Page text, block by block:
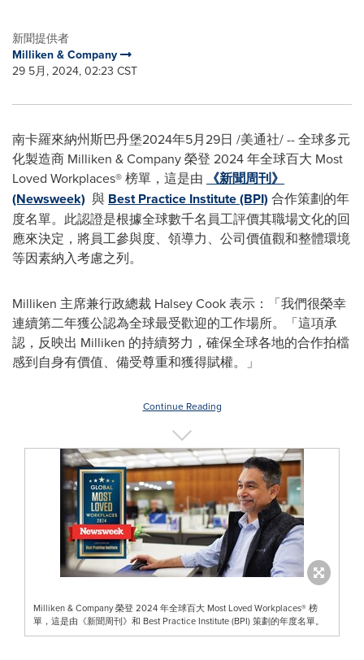
新聞提供者
Milliken & Company
29 5月, 2024, 02:23 CST
南卡羅來納州斯巴丹堡2024年5月29日 /美通社/ -- 全球多元
化製造商 Milliken & Company 榮登 2024 年全球百大 Most
Loved Workplaces® 榜單，這是由
《新聞周刊》
(Newsweek) 與 Best Practice Institute (BPI) 合作策劃的年
度名單。此認證是根據全球數千名員工評價其職場文化的回
應來決定，將員工參與度、領導力、公司價值觀和整體環境
等因素納入考慮之列。
Milliken 主席兼行政總裁 Halsey Cook表示：「我們很榮幸
連續第二年獲公認為全球最受歡迎的工作場所。「這項承
認，反映出 Milliken 的持續努力，確保全球各地的合作拍檔
感到自身有價值、備受尊重和獲得賦權。」
Continue Reading
Milliken & Company 榮登 2024 年全球百大 Most Loved Workplaces® 榜
單，這是由《新聞周刊》和 Best Practice Institute (BPI) 策劃的年度名單。